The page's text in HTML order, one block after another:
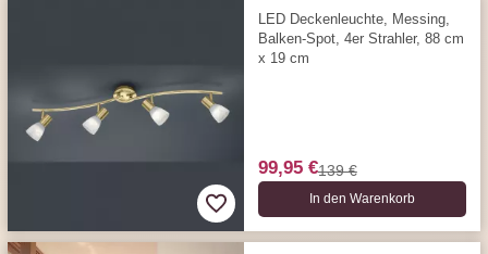
LED Deckenleuchte, Messing,
Balken-Spot, 4er Strahler, 88 cm
x 19 cm
99,95 €139 €
In den Warenkorb